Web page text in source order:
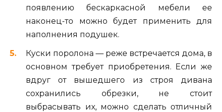
появлению бескаркасной мебели ее
наконец-то можно будет применить для
наполнения подушек.
Куски поролона — реже встречается дома, в
основном требует приобретения. Если же
вдруг от вышедшего из строя дивана
сохранились обрезки, не стоит
выбрасывать их, можно сделать отличный